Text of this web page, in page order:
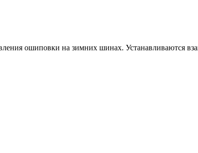
ошиповки на зимних шинах. Устанавливаются